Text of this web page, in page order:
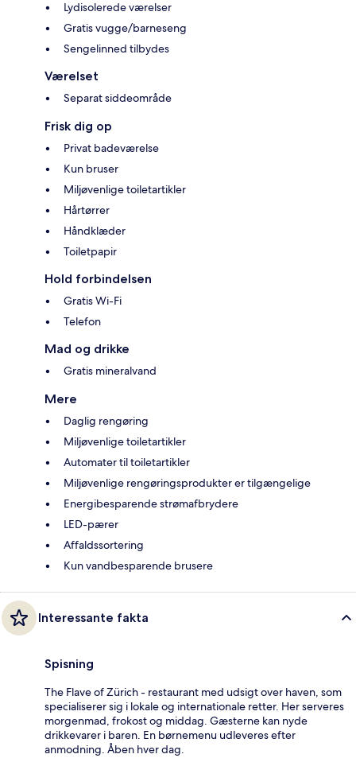
Lydisolerede værelser
Gratis vugge/barneseng
Sengelinned tilbydes
Værelset
Separat siddeområde
Frisk dig op
Privat badeværelse
Kun bruser
Miljøvenlige toiletartikler
Hårtørrer
Håndklæder
Toiletpapir
Hold forbindelsen
Gratis Wi-Fi
Telefon
Mad og drikke
Gratis mineralvand
Mere
Daglig rengøring
Miljøvenlige toiletartikler
Automater til toiletartikler
Miljøvenlige rengøringsprodukter er tilgængelige
Energibesparende strømafbrydere
LED-pærer
Affaldssortering
Kun vandbesparende brusere
Interessante fakta
Spisning
The Flave of Zürich - restaurant med udsigt over haven, som
specialiserer sig i lokale og internationale retter. Her serveres
morgenmad, frokost og middag. Gæsterne kan nyde
drikkevarer i baren. En børnemenu udleveres efter
anmodning. Åben hver dag.